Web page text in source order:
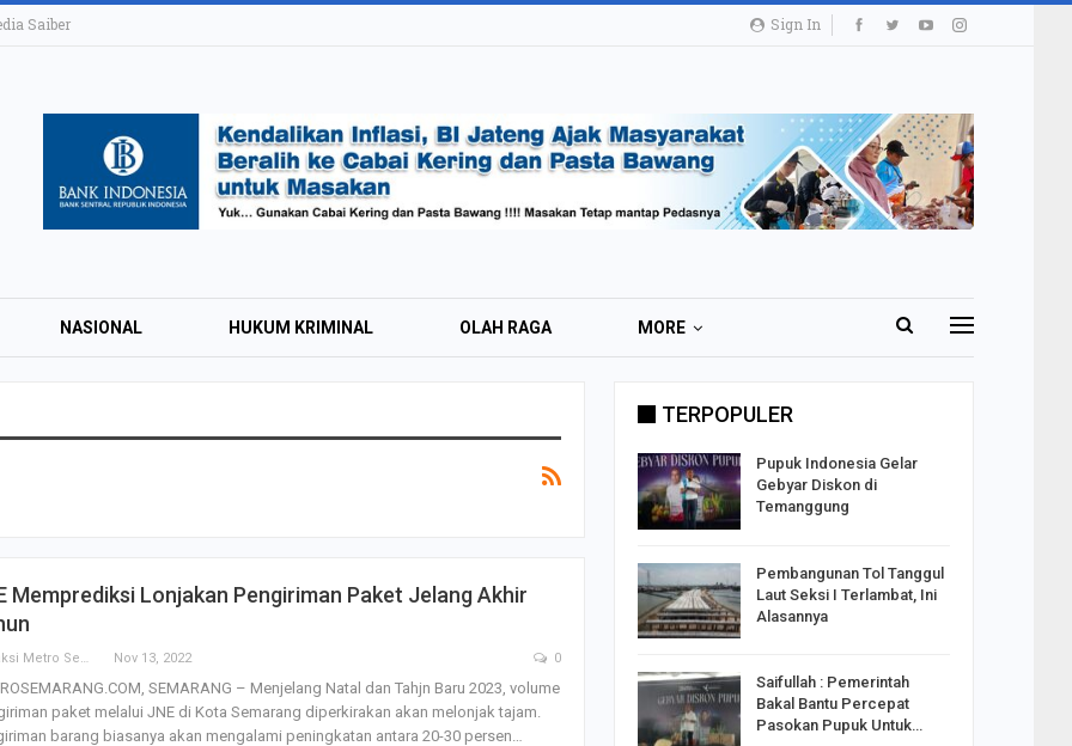
Sign In
Saiber
NASIONAL HUKUM KRIMINAL OLAH RAGA MORE
Memprediksi Lonjakan Pengiriman Paket Jelang Akhir
Redaksi Metro Semarang Nov 13, 2022 0
SEMARANG – Menjelang Natal dan Tahjn Baru 2023, volume
paket melalui JNE di Kota Semarang diperkirakan akan melonjak tajam.
barang biasanya akan mengalami peningkatan antara 20-30 persen…
TERPOPULER
KAI Daop 4 Layani 51 Ribu
Wisman pada Semester I
Tempe Mendoan Pakai
Relawan “Aksi Sahabat
Gibran” Gelar Masak Sehat
di Semarang,…
Pupuk Indonesia Gelar
Gebyar Diskon di
Temanggung
Pembangunan Tol Tanggul
Laut Seksi I Terlambat, Ini
Alasannya
Saifullah : Pemerintah
Bakal Bantu Percepat
Pasokan Pupuk Untuk…